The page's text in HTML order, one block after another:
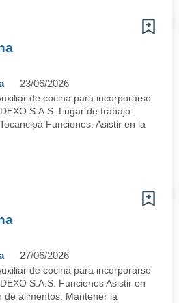
23/06/2026
de cocina para incorporarse
S.A.S. Lugar de trabajo:
Funciones: Asistir en la
27/06/2026
de cocina para incorporarse
S.A.S. Funciones Asistir en
de alimentos. Mantener la